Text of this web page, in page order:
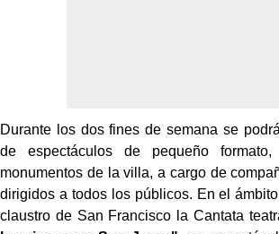
Durante los dos fines de semana se
de espectáculos de pequeño
monumentos de la villa, a cargo de
dirigidos a todos los públicos. En el
claustro de San Francisco la Cantata